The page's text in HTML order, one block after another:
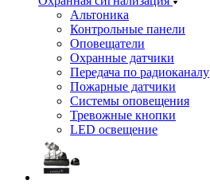
Альтоника
Контрольные панели
Оповещатели
Охранные датчики
Передача по радиоканалу
Пожарные датчики
Системы оповещения
Тревожные кнопки
LED освещение